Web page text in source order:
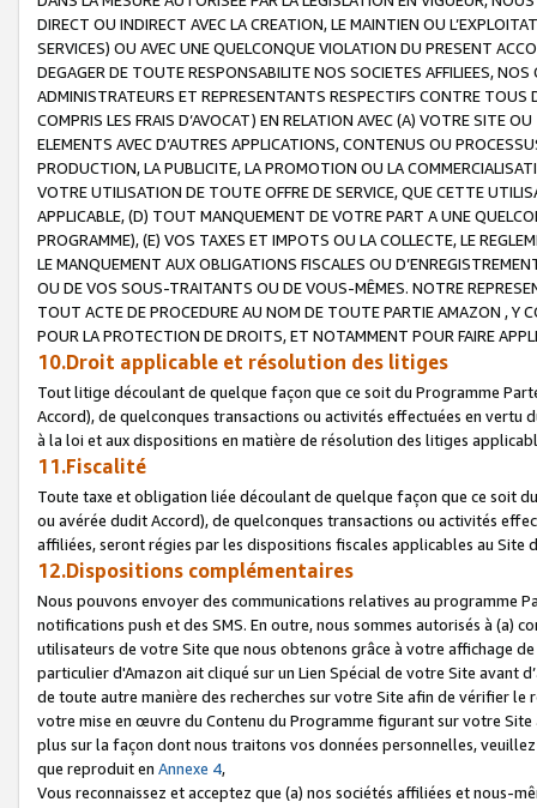
DIRECT OU INDIRECT AVEC LA CREATION, LE MAINTIEN OU
SERVICES) OU AVEC UNE QUELCONQUE VIOLATION DU PRESENT
DEGAGER DE TOUTE RESPONSABILITE NOS SOCIETES AFFILIEES,
ADMINISTRATEURS ET REPRESENTANTS RESPECTIFS CONTRE
COMPRIS LES FRAIS D’AVOCAT) EN RELATION AVEC (A) VOTRE SITE
ELEMENTS AVEC D’AUTRES APPLICATIONS, CONTENUS OU
PRODUCTION, LA PUBLICITE, LA PROMOTION OU LA
VOTRE UTILISATION DE TOUTE OFFRE DE SERVICE, QUE CETTE
APPLICABLE, (D) TOUT MANQUEMENT DE VOTRE PART A UNE
PROGRAMME), (E) VOS TAXES ET IMPOTS OU LA COLLECTE, LE
LE MANQUEMENT AUX OBLIGATIONS FISCALES OU
OU DE VOS SOUS-TRAITANTS OU DE VOUS-MÊMES. NOTRE
TOUT ACTE DE PROCEDURE AU NOM DE TOUTE PARTIE AMAZON , Y
POUR LA PROTECTION DE DROITS, ET NOTAMMENT POUR FAIRE
10.Droit applicable et résolution des litiges
Tout litige découlant de quelque façon que ce soit du Programme
Accord), de quelconques transactions ou activités effectuées en vertu
à la loi et aux dispositions en matière de résolution des litiges
11.Fiscalité
Toute taxe et obligation liée découlant de quelque façon que ce soit
ou avérée dudit Accord), de quelconques transactions ou activités
affiliées, seront régies par les dispositions fiscales applicables au Site
12.Dispositions complémentaires
Nous pouvons envoyer des communications relatives au programme
notifications push et des SMS. En outre, nous sommes autorisés à
utilisateurs de votre Site que nous obtenons grâce à votre affichage
particulier d'Amazon ait cliqué sur un Lien Spécial de votre Site avant
de toute autre manière des recherches sur votre Site afin de vérifier
votre mise en œuvre du Contenu du Programme figurant sur votre
plus sur la façon dont nous traitons vos données personnelles,
que reproduit en Annexe 4,
Vous reconnaissez et acceptez que (a) nos sociétés affiliées et nous-